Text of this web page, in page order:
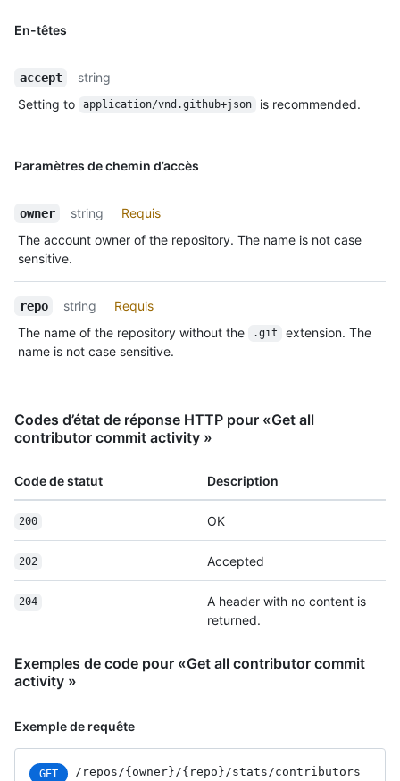
En-têtes
accept
string
Setting to
application/vnd.github+json is recommended.
Paramètres de chemin d’accès
owner string
Requis
The account owner of the repository. The name is not case
sensitive.
repo string
Requis
The name of the repository without the
.git
extension. The
name is not case sensitive.
Codes d’état de réponse HTTP pour «Get all
contributor commit activity »
Code de statut Description
200 OK
202 Accepted
204
A header with no content is
returned.
Exemples de code pour «Get all contributor commit
activity »
Exemple de requête
GET /repos /{owner} /{repo} /stats /contributors